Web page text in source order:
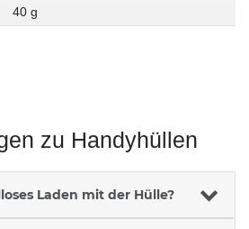
40 g
zu Handyhüllen
Laden mit der Hülle?